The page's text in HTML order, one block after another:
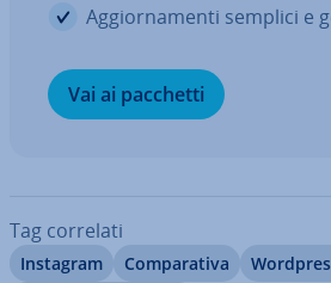
Ag­gior­na­men­ti semplici e
Vai ai pacchetti
Tag correlati
Instagram Com­pa­ra­ti­va